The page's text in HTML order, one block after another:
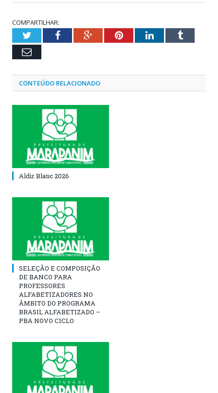
COMPARTILHAR:
TwitterFacebookGoogle+PinterestLinkedInTumblr
Email
CONTEÚDO RELACIONADO
Aldir Blanc 2026
SELEÇÃO E COMPOSIÇÃO
DE BANCO PARA
PROFESSORES
ALFABETIZADORES NO
ÂMBITO DO PROGRAMA
BRASIL ALFABETIZADO –
PBA NOVO CICLO